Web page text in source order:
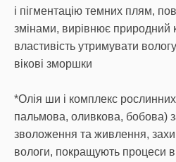
і пігментацію темних плям,
змінами, вирівнює природний
властивість утримувати
вікові зморшки
*Олія ши і комплекс
пальмова, оливкова, бобова)
зволоження та живлення,
вологи, покращують процеси